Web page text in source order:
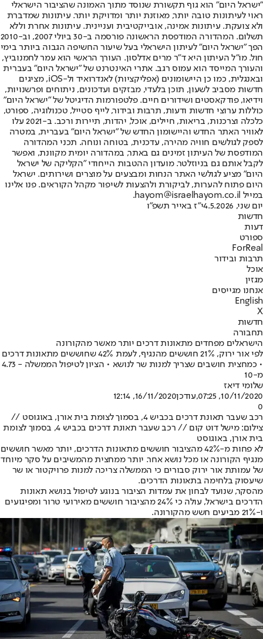
"ישראל היום" הוא גוף תקשורת שנוסד מתוך האמונה שהציבור הישראלי
ראוי לעיתונות טובה יותר, מאוזנת יותר ומדויקת יותר. עיתונות שמדברת
ולא צועקת. עיתונות אמינה, אובייקטיבית ועניינית. עיתונות אחרת וללא
תשלום. המהדורה המודפסת הראשונה פורסמה ב-30 ביולי 2007, וב-2010
הפך "ישראל היום" לעיתון הישראלי בעל שיעור החשיפה הגבוה ביותר בימי
חול. מו"ל העיתון היא ד"ר מרים אדלסון. העורך הראשי הוא עמר לחמנוביץ,
והעורך המייסד הוא עמוס רגב. אתרי האינטרנט של "ישראל היום" בעברית
ובאנגלית, כמו כן היישומונים (אפליקציות) לאנדרואיד ול-iOS, מציגים
חדשות מסביב לשעון, תוכן בלעדי, מבזקים ועדכונים, ניתוחים ופרשנויות,
וידיאו, פודקאסטים ושידורים חיים. פלטפורמות הדיגיטל של "ישראל היום"
כוללות ערוצי חדשות ודעות, תרבות ובידור, לייף סטייל, טכנולוגיה, ספורט,
כלכלה וצרכנות, בריאות, חיילים, אוכל, יהדות, תיירות ורכב. ב-2021 עלו
לאוויר האתר החדש והיישומון החדש של "ישראל היום" בעברית, במטרה
לספק לגולשים חוויה מהירה, עדכנית, בטוחה ונוחה. תכני המהדורה
המודפסת של העיתון זמינים גם באתר, במהדורה יומית מקוונת, ואפשר
לקבל אותם גם בניוזלטר. מועדון ההטבות הייחודי "הקליקה של ישראל
היום" מציע לגולשי האתר הנחות ומבצעים על מוצרים ושירותים. ישראל
היום פתוח להערות, לביקורת ולהצעות לשיפור מקהל הקוראים. פנו אלינו
במייל hayom@israelhayom.co.il.
יום שני, 4.5.2026
י"ז באייר תשפ"ו
חדשות
דעות
ספורט
ForReal
תרבות ובידור
אוכל
מגזין
אנחנו מגייסים
English
X
חדשות
תחבורה
הישראלים מפחדים מתאונות דרכים יותר מאשר מהקורונה
לפי אור ירוק, 21% חוששים מהנגיף, לעמת 42% שחוששים מתאונות דרכים
• כמחצית חושבים שצריך למנות שר לנושא • הציון לטיפול הממשלה - 4.73
מ-10
שלומי דיאז
10/11/2020, 07:25
,עודכן16/11/2020, 12:14
0
רכב שעבר תאונת דרכים בכביש 4, בסמוך לצומת בית אורן, באוגוסט //
צילום: מישל דוט קום // רכב שעבר תאונת דרכים בכביש 4, בסמוך לצומת
בית אורן, באוגוסט
לא פחות מ-42% מהציבור חוששים מתאונות הדרכים, יותר מאשר חוששים
מנגיף הקורונה או מכל נושא אחר. יותר ממחצית מהמשיבים על סקר מיוחד
של עמותת אור ירוק סבורים כי הממשלה צריכה למנות פרויקטור או שר
שיעסוק בלחימה בתאונות הדרכים.
מהסקר, שנועד לבחון את עמדות הציבור בנוגע לטיפול בנושא תאונות
הדרכים בישראל, עולה כי 24% מהציבור חוששים מאירועי טרור ומפיגועים
ו-21% מביעים חשש מהקורונה.